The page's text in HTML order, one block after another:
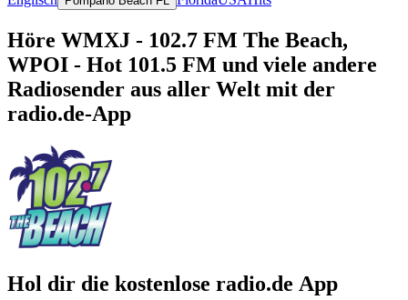
Höre WMXJ - 102.7 FM The Beach,
WPOI - Hot 101.5 FM und viele andere
Radiosender aus aller Welt mit der
radio.de-App
Hol dir die kostenlose radio.de App